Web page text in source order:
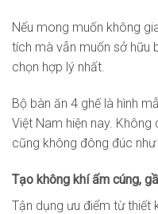
Nếu mong muốn không
tích mà vẫn muốn sở hữu
chọn hợp lý nhất.
Bộ bàn ăn 4 ghế là hình
Việt Nam hiện nay.
cũng không đông đúc như
Tạo không khí ấm cúng,
Tận dụng ưu điểm từ thiết